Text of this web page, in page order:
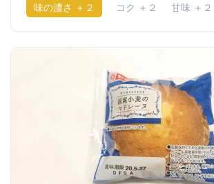
味の濃さ ＋２ コク ＋２
甘味 ＋２